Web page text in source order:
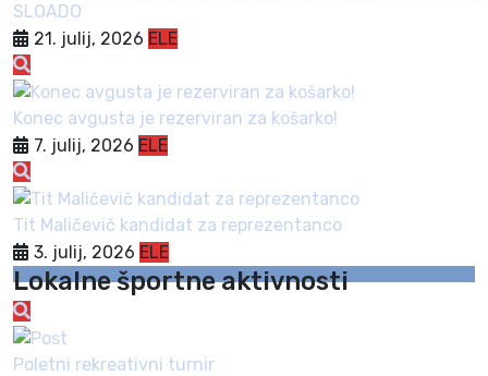
SLOADO
21. julij, 2026 ELE
Konec avgusta je rezerviran za košarko!
7. julij, 2026 ELE
Tit Maličevič kandidat za reprezentanco
3. julij, 2026 ELE
Lokalne športne aktivnosti
Poletni rekreativni turnir